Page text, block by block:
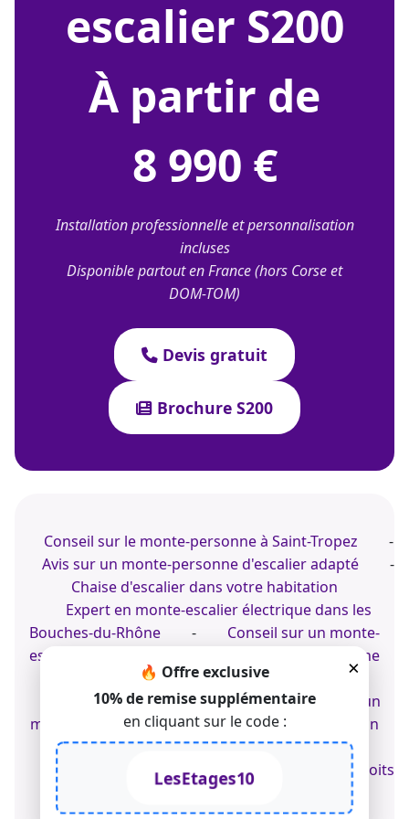
escalier S200
À partir de
8 990 €
Installation professionnelle et personnalisation
incluses
Disponible partout en France (hors Corse et
DOM-TOM)
Devis gratuit
Brochure S200
×
🔥 Offre exclusive
10% de remise supplémentaire
en cliquant sur le code :
LesEtages10
Conseil sur le monte-personne à Saint-Tropez
-
Avis sur un monte-personne d'escalier adapté
-
Chaise d'escalier dans votre habitation
Expert en monte-escalier électrique dans les
Bouches-du-Rhône
-
Conseil sur un monte-
escalier droit à Chambéry
Conseil sur une
chaise d'escaliers
Monte-escalier à Amboise
-
Installer un
monte-escalier en Savoie
-
Conseil pour un
siège élévateur en appartement
© 2022-2026 TK Home Solutions - CGV - Tous droits
réservés